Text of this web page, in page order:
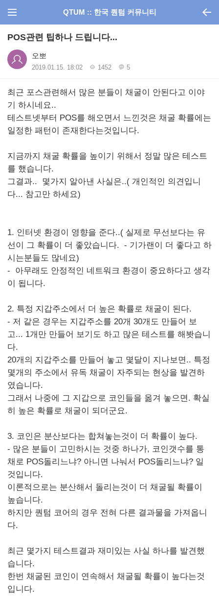
QTUM :: 한국 퀀텀 커뮤니티
POS관련 팁하나 드립니다...
오뽀
2019.01.15. 18:02 1452 5
최근 포스관련해서 많은 분들이 채굴이 안된다고 이야
기 하시네요..
테스트넷부터 POS를 해오면서 느낀것은 채굴 확률에는
일정한 패턴이 존재한다는것입니다.
지금까지 채굴 확률을 높이기 위해서 정말 많은 테스트
를 했습니다.
그결과.. 몇가지 알아낸 사실은..( 개인적인 의견입니
다... 참고만 하세요)
1. 인터넷 환경이 영향을 준다..( 실제로 무선보다는 유
선이 그 확률이 더 좋았습니다. - 기가랜이 더 좋다고 하
시는분들도 많네요)
- 아무래도 안정적인 네트워크 환경이 중요하다고 생각
이 됩니다.
2. 특정 지갑주소에서 더 높은 확률로 채굴이 된다.
- 저 같은 경우는 지갑주소를 20개 30개도 만들어 보
고... 1개만 만들어 보기도 하고 많은 테스트를 해봣습니
다.
20개의 지갑주소를 만들어 놓고 몇달이 지나보면.. 특정
몇개의 주소에서 유독 채굴이 자주되는 현상을 발견하
였습니다.
그래서 나중에 그 지갑으로 코인들을 옮겨 놓으면. 확실
히 높은 확률로 채굴이 되더군요.
3. 코인은 분산보다는 합쳐놓는것이 더 확률이 높다.
- 많은 분들이 고민하시는 것중 하나가, 코인갯수를 통
채로 POS돌리느냐? 아니면 나눠서 POS돌리느냐? 일
것입니다.
이론적으로는 분산해서 돌리는것이 더 채굴될 확률이
높습니다.
하지만 퀀텀 코어의 경우 전혀 다른 결과물을 가져옵니
다.
최근 몇가지 테스트결과 재미있는 사실 하나를 발견했
습니다.
한번 채굴된 코인이 연속해서 채굴될 확률이 높다는것
입니다.